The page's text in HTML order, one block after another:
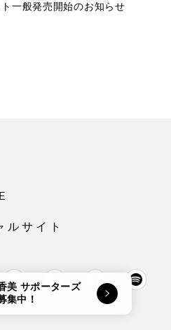
美 サポーターズ
集中！
一般発売開始のお知らせ
ルサイト